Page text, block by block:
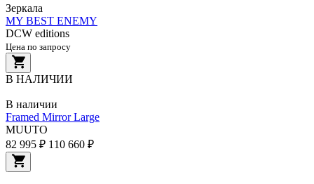
Зеркала
MY BEST ENEMY
DCW editions
Цена по запросу
В НАЛИЧИИ
В наличии
Framed Mirror Large
MUUTO
82 995 ₽ 110 660 ₽